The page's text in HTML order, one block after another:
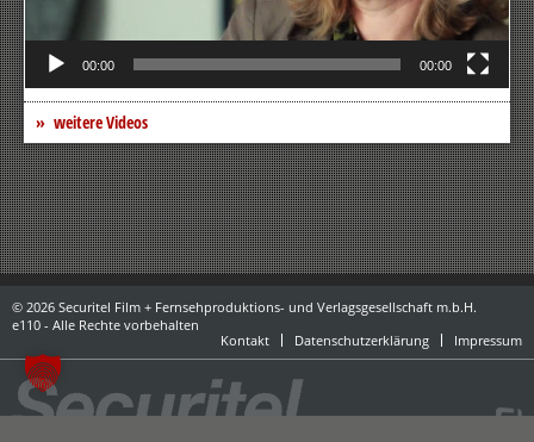
00:00 00:00
weitere Videos
© 2026 Securitel Film + Fernsehproduktions- und Verlagsgesellschaft m.b.H.
e110 - Alle Rechte vorbehalten
Kontakt
Datenschutzerklärung Impressum
powered by danubius